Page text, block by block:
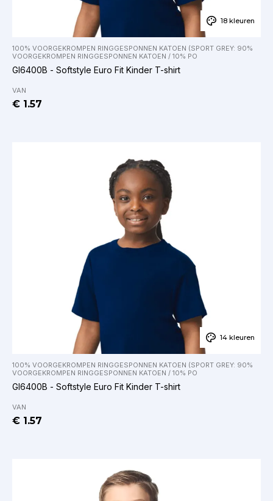
18 kleuren
100% VOORGEKROMPEN RINGGESPONNEN KATOEN (SPORT GREY: 90%
VOORGEKROMPEN RINGGESPONNEN KATOEN / 10% PO
GI6400B - Softstyle Euro Fit Kinder T-shirt
VAN
€ 1.57
14 kleuren
100% VOORGEKROMPEN RINGGESPONNEN KATOEN (SPORT GREY: 90%
VOORGEKROMPEN RINGGESPONNEN KATOEN / 10% PO
GI6400B - Softstyle Euro Fit Kinder T-shirt
VAN
€ 1.57